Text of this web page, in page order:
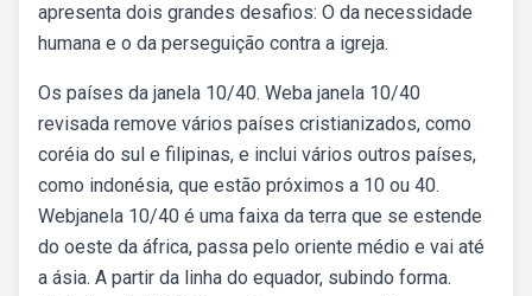
apresenta dois grandes desafios: O da necessidade
humana e o da perseguição contra a igreja.
Os países da janela 10/40. Weba janela 10/40
revisada remove vários países cristianizados, como
coréia do sul e filipinas, e inclui vários outros países,
como indonésia, que estão próximos a 10 ou 40.
Webjanela 10/40 é uma faixa da terra que se estende
do oeste da áfrica, passa pelo oriente médio e vai até
a ásia. A partir da linha do equador, subindo forma.